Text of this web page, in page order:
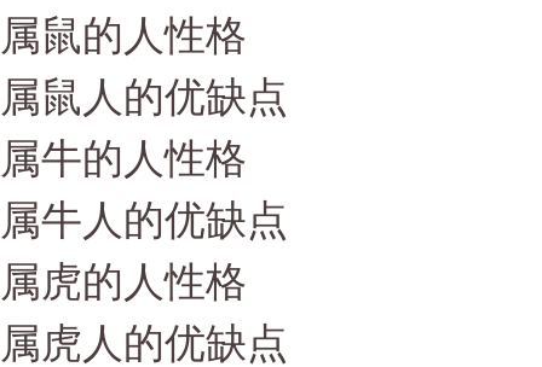
属鼠的人性格
属鼠人的优缺点
属牛的人性格
属牛人的优缺点
属虎的人性格
属虎人的优缺点